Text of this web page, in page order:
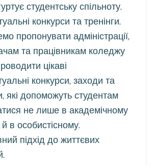
студентську спільноту.
конкурси та тренінги.
пропонувати адміністрації,
та працівникам коледжу
цікаві
конкурси, заходи та
які допоможуть студентам
не лише в академічному
й в особистісному.
підхід до життєвих